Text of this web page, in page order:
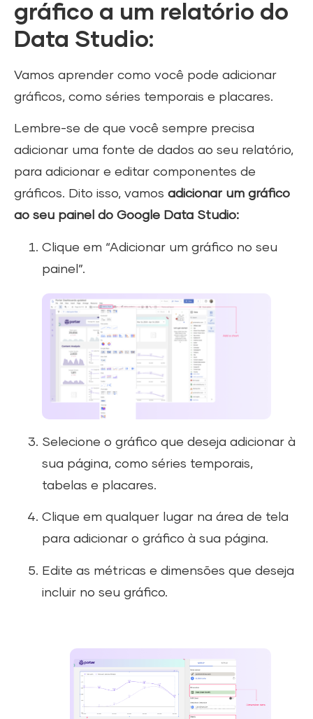
gráfico a um relatório do
Data Studio:
Vamos aprender como você pode adicionar
gráficos, como séries temporais e placares.
Lembre-se de que você sempre precisa
adicionar uma fonte de dados ao seu relatório,
para adicionar e editar componentes de
gráficos. Dito isso, vamos adicionar um gráfico
ao seu painel do Google Data Studio:
Clique em “Adicionar um gráfico no seu
painel”.
Selecione o gráfico que deseja adicionar à
sua página, como séries temporais,
tabelas e placares.
Clique em qualquer lugar na área de tela
para adicionar o gráfico à sua página.
Edite as métricas e dimensões que deseja
incluir no seu gráfico.